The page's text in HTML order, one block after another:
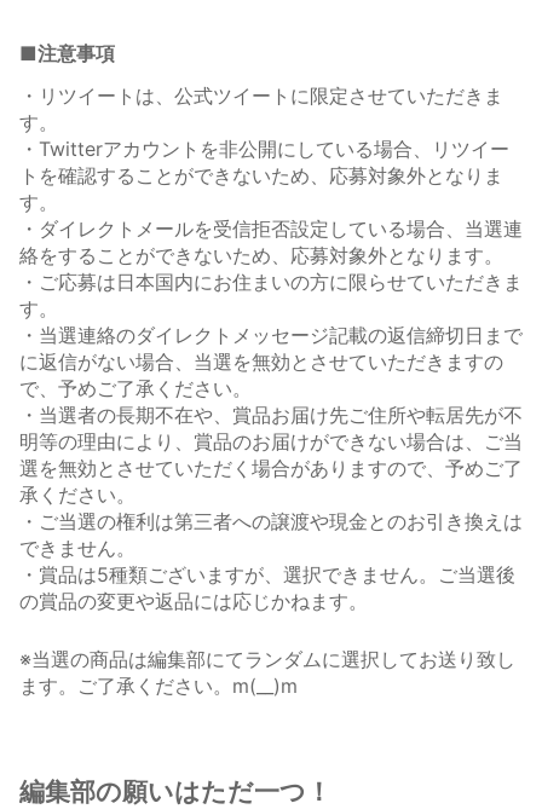
■注意事項
・リツイートは、公式ツイートに限定させていただきま
す。
・Twitterアカウントを非公開にしている場合、リツイー
トを確認することができないため、応募対象外となりま
す。
・ダイレクトメールを受信拒否設定している場合、当選連
絡をすることができないため、応募対象外となります。
・ご応募は日本国内にお住まいの方に限らせていただきま
す。
・当選連絡のダイレクトメッセージ記載の返信締切日まで
に返信がない場合、当選を無効とさせていただきますの
で、予めご了承ください。
・当選者の長期不在や、賞品お届け先ご住所や転居先が不
明等の理由により、賞品のお届けができない場合は、ご当
選を無効とさせていただく場合がありますので、予めご了
承ください。
・ご当選の権利は第三者への譲渡や現金とのお引き換えは
できません。
・賞品は5種類ございますが、選択できません。ご当選後
の賞品の変更や返品には応じかねます。
※当選の商品は編集部にてランダムに選択してお送り致し
ます。ご了承ください。m(__)m
編集部の願いはただ一つ！